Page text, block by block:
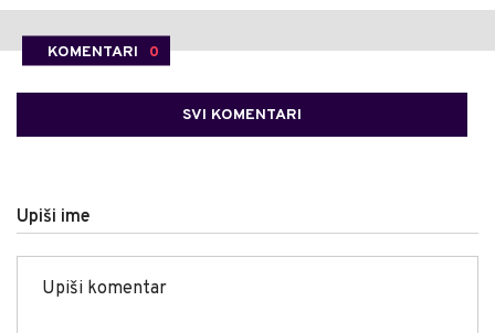
KOMENTARI 0
SVI KOMENTARI
Upiši ime